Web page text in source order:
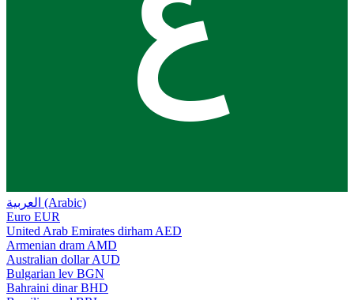
العربية (Arabic)
Euro EUR
United Arab Emirates dirham AED
Armenian dram AMD
Australian dollar AUD
Bulgarian lev BGN
Bahraini dinar BHD